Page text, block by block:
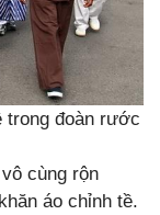
trong đoàn rước
cùng rộn
áo chỉnh tề.